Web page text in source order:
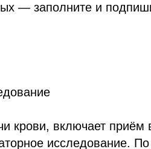
— заполните и
крови, включает приём
исследование. По